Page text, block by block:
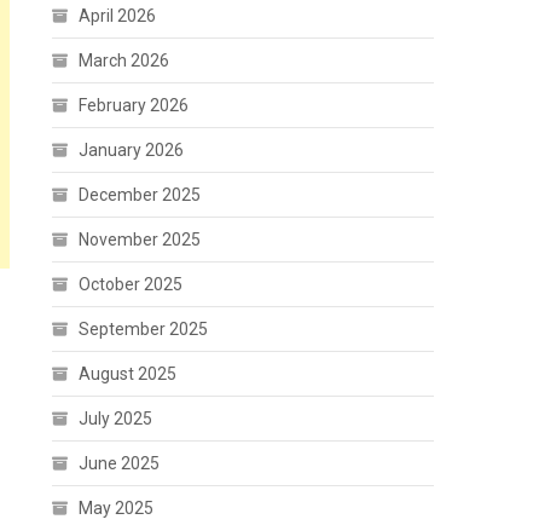
April 2026
March 2026
February 2026
January 2026
December 2025
November 2025
October 2025
September 2025
August 2025
July 2025
June 2025
May 2025